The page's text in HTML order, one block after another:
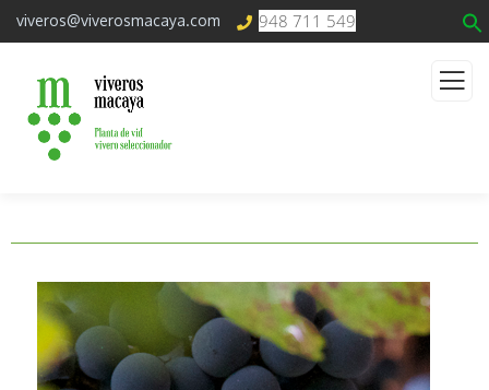
viveros@viverosmacaya.com 948 711 549